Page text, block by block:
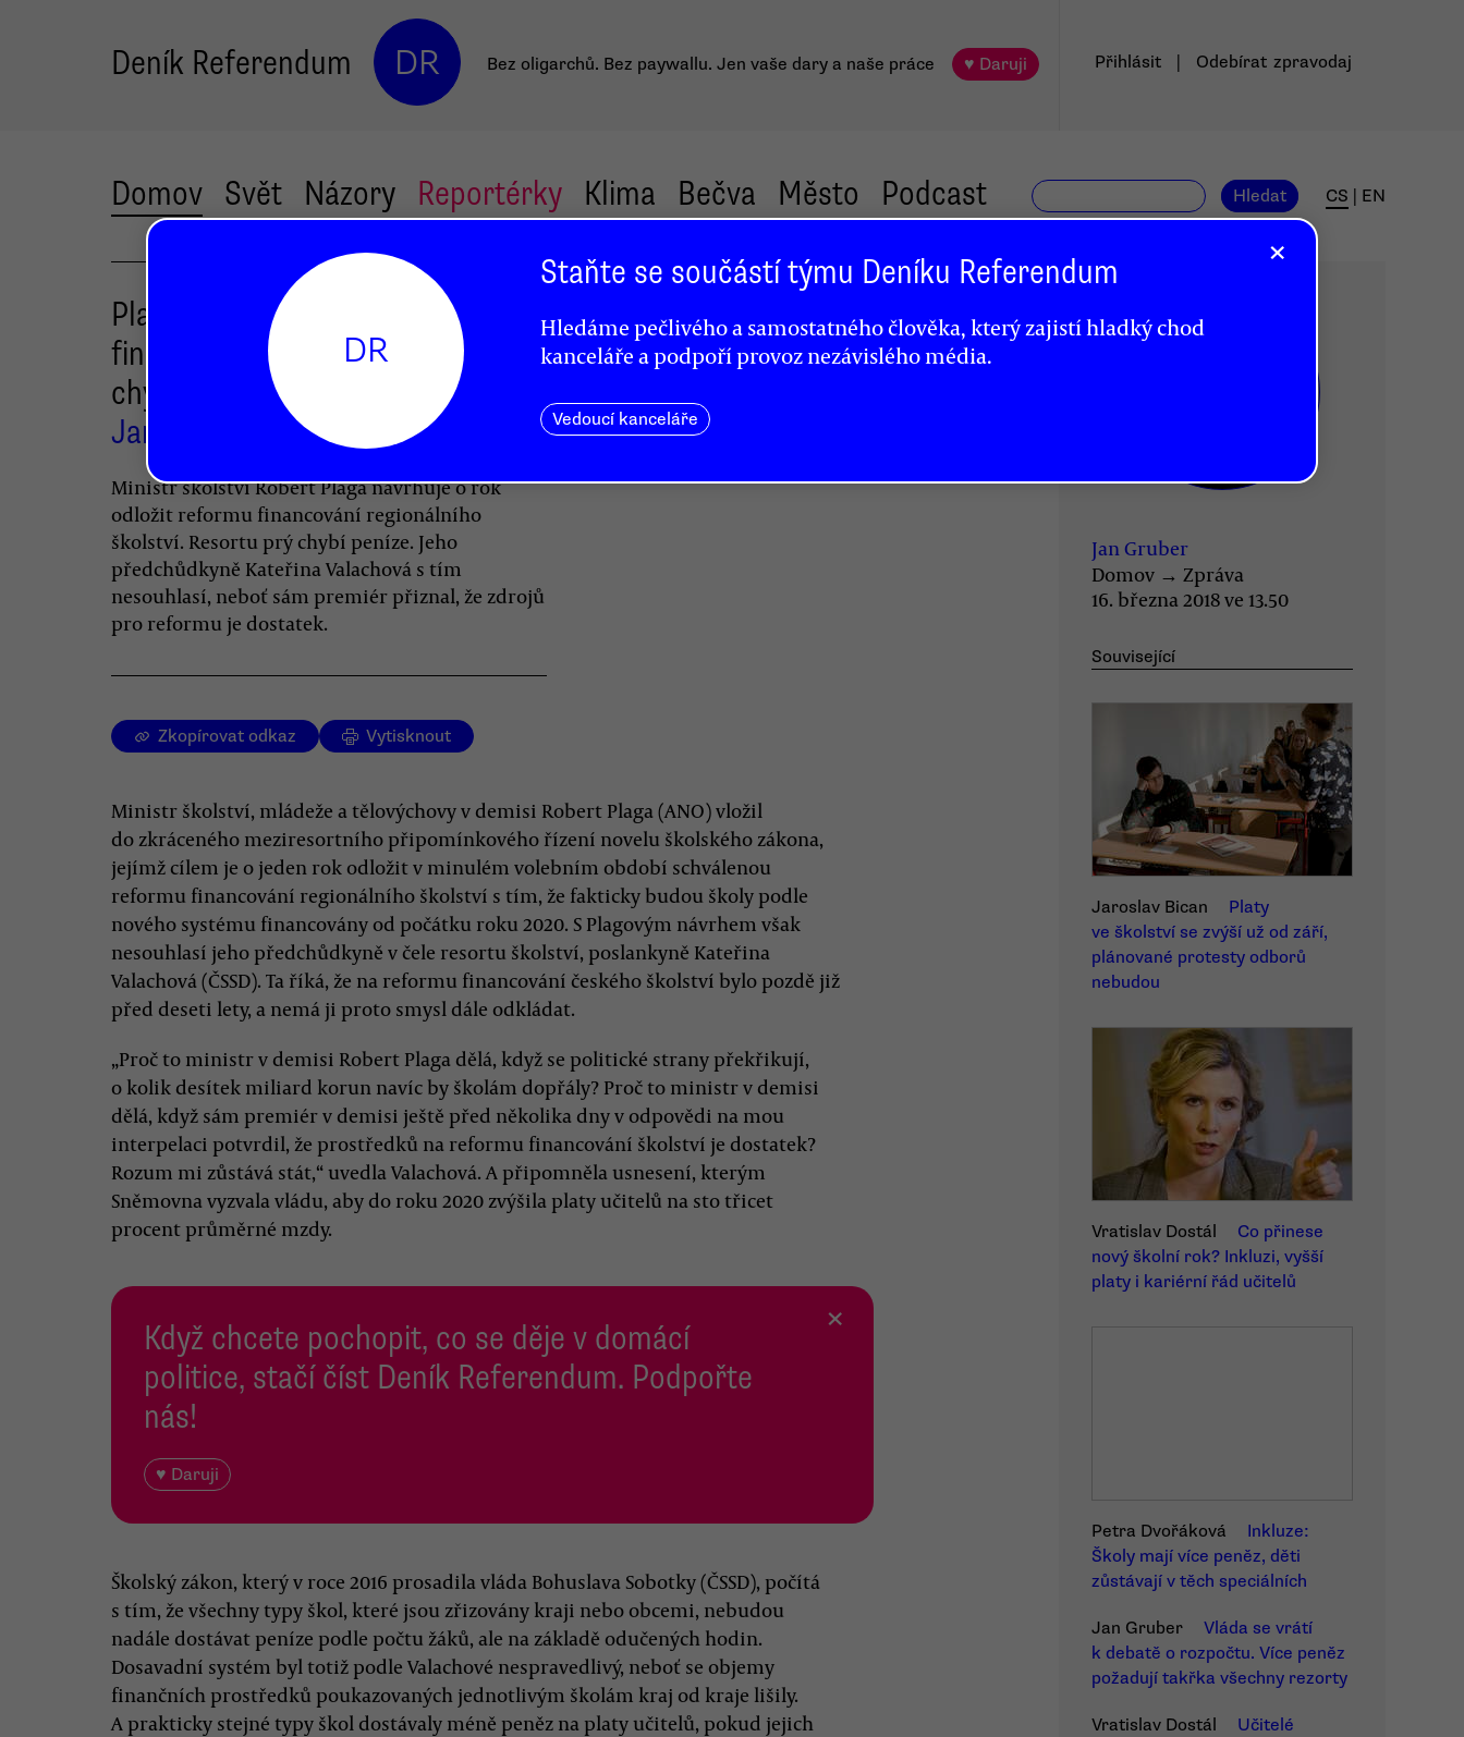
Deník Referendum DR Bez oligarchů. Bez paywallu. Jen vaše dary a naše práce ♥ Daruji Přihlásit Odebírat zpravodaj
Domov Svět Názory Reportérky Klima Bečva Město Podcast Hledat CS EN
Plaga chce odložit reformu
financování školství. Resortu prý
chybí peníze
Jan Gruber
Ministr školství Robert Plaga navrhuje o rok
odložit reformu financování regionálního
školství. Resortu prý chybí peníze. Jeho
předchůdkyně Kateřina Valachová s tím
nesouhlasí, neboť sám premiér přiznal, že zdrojů
pro reformu je dostatek.
Zkopírovat odkaz Vytisknout
Ministr školství, mládeže a tělovýchovy v demisi Robert Plaga (ANO) vložil
do zkráceného meziresortního připomínkového řízení novelu školského zákona,
jejímž cílem je o jeden rok odložit v minulém volebním období schválenou
reformu financování regionálního školství s tím, že fakticky budou školy podle
nového systému financovány od počátku roku 2020. S Plagovým návrhem však
nesouhlasí jeho předchůdkyně v čele resortu školství, poslankyně Kateřina
Valachová (ČSSD). Ta říká, že na reformu financování českého školství bylo pozdě již
před deseti lety, a nemá ji proto smysl dále odkládat.
„Proč to ministr v demisi Robert Plaga dělá, když se politické strany překřikují,
o kolik desítek miliard korun navíc by školám dopřály? Proč to ministr v demisi
dělá, když sám premiér v demisi ještě před několika dny v odpovědi na mou
interpelaci potvrdil, že prostředků na reformu financování školství je dostatek?
Rozum mi zůstává stát,“ uvedla Valachová. A připomněla usnesení, kterým
Sněmovna vyzvala vládu, aby do roku 2020 zvýšila platy učitelů na sto třicet
procent průměrné mzdy.
Když chcete pochopit, co se děje v domácí
politice, stačí číst Deník Referendum. Podpořte
nás!
♥ Daruji
×
Školský zákon, který v roce 2016 prosadila vláda Bohuslava Sobotky (ČSSD), počítá
s tím, že všechny typy škol, které jsou zřizovány kraji nebo obcemi, nebudou
nadále dostávat peníze podle počtu žáků, ale na základě odučených hodin.
Dosavadní systém byl totiž podle Valachové nespravedlivý, neboť se objemy
finančních prostředků poukazovaných jednotlivým školám kraj od kraje lišily.
A prakticky stejné typy škol dostávaly méně peněz na platy učitelů, pokud jejich
Jan Gruber
Domov → Zpráva
16. března 2018 ve 13.50
Související
Jaroslav Bican
Platy
ve školství se zvýší už od září,
plánované protesty odborů
nebudou
Vratislav Dostál
Co přinese
nový školní rok? Inkluzi, vyšší
platy i kariérní řád učitelů
Petra Dvořáková
Inkluze:
Školy mají více peněz, děti
zůstávají v těch speciálních
Jan Gruber
Vláda se vrátí
k debatě o rozpočtu. Více peněz
požadují takřka všechny rezorty
Vratislav Dostál
Učitelé
×
DR
Staňte se součástí týmu Deníku Referendum
Hledáme pečlivého a samostatného člověka, který zajistí hladký chod
kanceláře a podpoří provoz nezávislého média.
Vedoucí kanceláře